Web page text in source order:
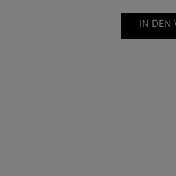
IN DEN